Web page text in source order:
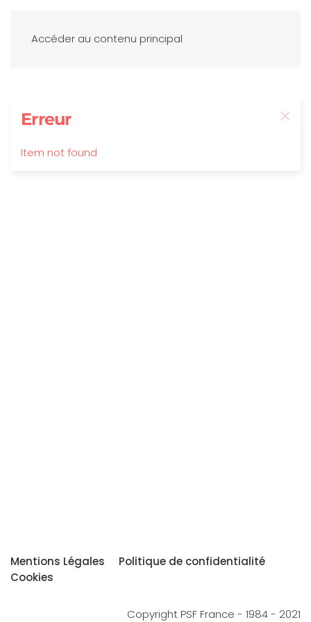
Accéder au contenu principal
Erreur
Item not found
Mentions Légales
Politique de confidentialité
Cookies
Copyright PSF France - 1984 - 2021